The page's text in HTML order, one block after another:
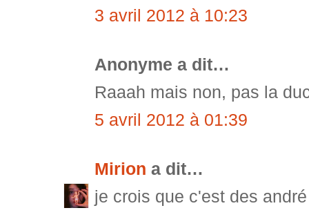
3 avril 2012 à 10:23
Anonyme a dit…
Raaah mais non, pas la
5 avril 2012 à 01:39
Mirion a dit…
je crois que c'est des